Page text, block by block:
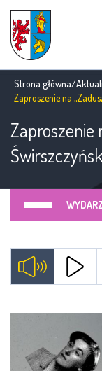
Strona główna/
Zaproszenie na
Zaproszenie